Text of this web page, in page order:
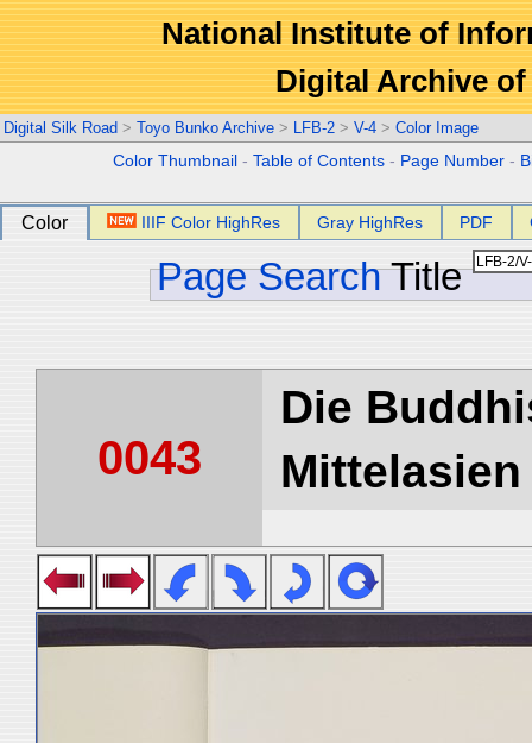
National Institute of
Digital Archive
Digital Silk Road > Toyo Bunko Archive > LFB-2 > V-4 > Color Image
Color Thumbnail -Table of Contents - Page Number -
Color IIIF Color HighRes Gray HighRes PDF
Page Search Title
0043
Die